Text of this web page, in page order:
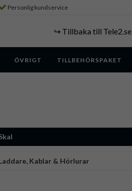
Personlig kundservice
↪️ Tillbaka till Tele2.se
ÖVRIGT TILLBEHÖRSPAKET
Kablar & Hörlurar